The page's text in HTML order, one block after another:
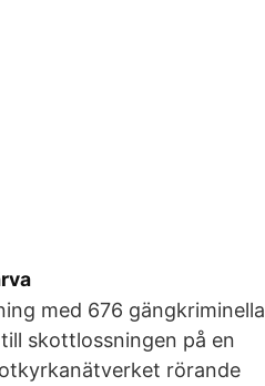
med 676 gängkriminella
skottlossningen på en
rörande